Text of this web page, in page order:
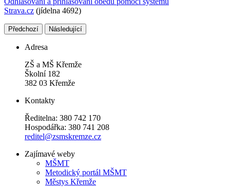
Strava.cz (jídelna 4692)
Předchozí Následující
Adresa
ZŠ a MŠ Křemže
Školní 182
382 03 Křemže
Kontakty
Ředitelna: 380 742 170
Hospodářka: 380 741 208
reditel@zsmskremze.cz
Zajímavé weby
MŠMT
Metodický portál MŠMT
Městys Křemže